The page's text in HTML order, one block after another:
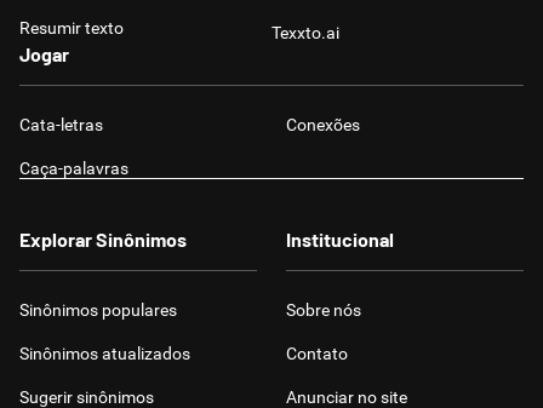
Resumir texto Texxto.ai
Jogar
Cata-letras Conexões
Caça-palavras
Explorar Sinônimos
Sinônimos populares
Sinônimos atualizados
Sugerir sinônimos
Institucional
Sobre nós
Contato
Anunciar no site